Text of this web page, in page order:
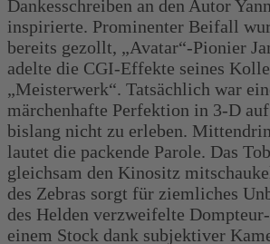
Dankesschreiben an den Autor
inspirierte. Prominenter Beifall
bereits gezollt, „Avatar“-Pionier
adelte die CGI-Effekte seines
„Meisterwerk“. Tatsächlich war
märchenhafte Perfektion in 3-D
bislang nicht zu erleben.
lautet die packende Parole. Das
gleichsam den Kinositz
des Zebras sorgt für ziemliches
des Helden verzweifelte
einem Stock dank subjektiver